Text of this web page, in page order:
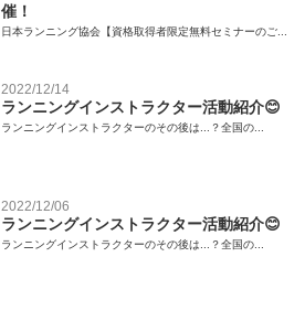
催！
日本ランニング協会【資格取得者限定無料セミナーのご...
2022/12/14
ランニングインストラクター活動紹介😊
ランニングインストラクターのその後は...？全国の...
2022/12/06
ランニングインストラクター活動紹介😊
ランニングインストラクターのその後は...？全国の...